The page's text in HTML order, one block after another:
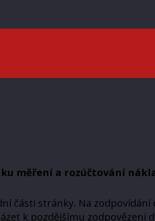
měření a rozúčtování
stránky. Na zodpovídání
k pozdějšímu zodpovězení